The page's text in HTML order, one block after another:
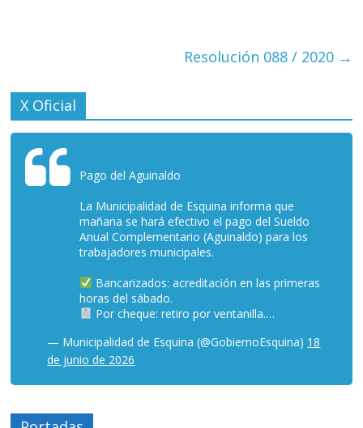
Resolución 088 / 2020 →
X Oficial
Pago del Aguinaldo
La Municipalidad de Esquina informa que
mañana se hará efectivo el pago del Sueldo
Anual Complementario (Aguinaldo) para los
trabajadores municipales.
Bancarizados: acreditación en las primeras
horas del sábado.
Por cheque: retiro por ventanilla.…
— Municipalidad de Esquina (@GobiernoEsquina) 18
de junio de 2026